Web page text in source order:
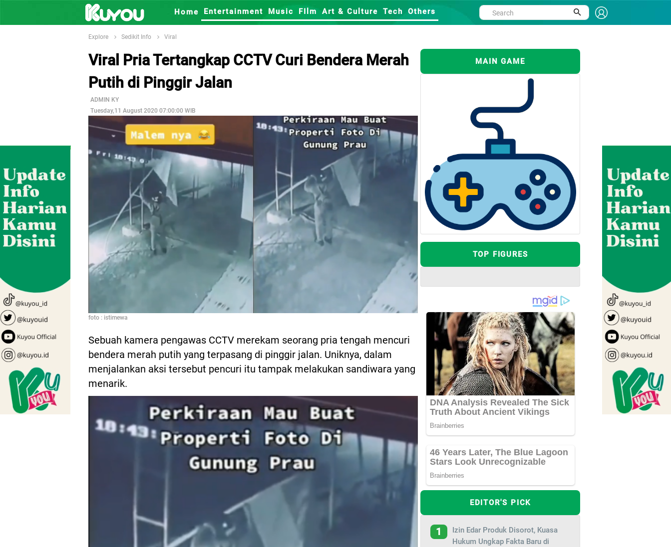
Home Entertainment Music FIlm Art & Culture Tech Others
Explore Sedikit Info Viral
Viral Pria Tertangkap CCTV Curi Bendera Merah
Putih di Pinggir Jalan
ADMIN KY
Tuesday,11 August 2020 07:00:00 WIB
foto : istimewa
Sebuah kamera pengawas CCTV merekam seorang pria tengah mencuri
bendera merah putih yang terpasang di pinggir jalan. Uniknya, dalam
menjalankan aksi tersebut pencuri itu tampak melakukan sandiwara yang
menarik.
MAIN GAME
TOP FIGURES
EDITOR'S PICK
1
Izin Edar Produk Disorot, Kuasa
Hukum Ungkap Fakta Baru di